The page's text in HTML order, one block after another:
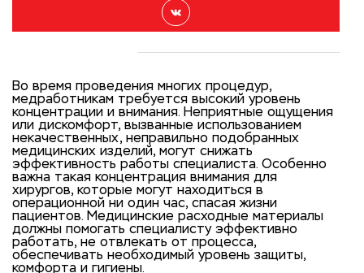
Во время проведения многих процедур,
медработникам требуется высокий уровень
концентрации и внимания. Неприятные ощущения
или дискомфорт, вызванные использованием
некачественных, неправильно подобранных
медицинских изделий, могут снижать
эффективность работы специалиста. Особенно
важна такая концентрация внимания для
хирургов, которые могут находиться в
операционной ни один час, спасая жизни
пациентов. Медицинские расходные материалы
должны помогать специалисту эффективно
работать, не отвлекать от процесса,
обеспечивать необходимый уровень защиты,
комфорта и гигиены.